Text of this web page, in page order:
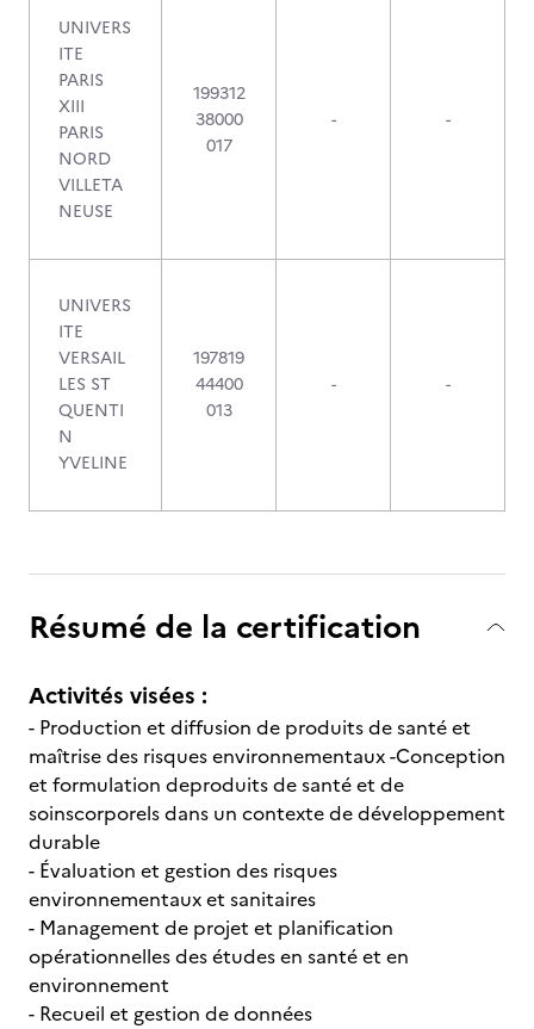
UNIVERS
ITE
PARIS
XIII
PARIS
NORD
VILLETA
NEUSE
199312
38000
017
- -
UNIVERS
ITE
VERSAIL
LES ST
QUENTI
N
YVELINE
197819
44400
013
- -
Résumé de la certification
Activités visées :
- Production et diffusion de produits de santé et
maîtrise des risques environnementaux -Conception
et formulation deproduits de santé et de
soinscorporels dans un contexte de développement
durable
- Évaluation et gestion des risques
environnementaux et sanitaires
- Management de projet et planification
opérationnelles des études en santé et en
environnement
- Recueil et gestion de données